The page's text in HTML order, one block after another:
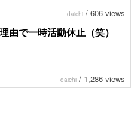
daichi / 606 views
由で一時活動休止（笑）
daichi / 1,286 views